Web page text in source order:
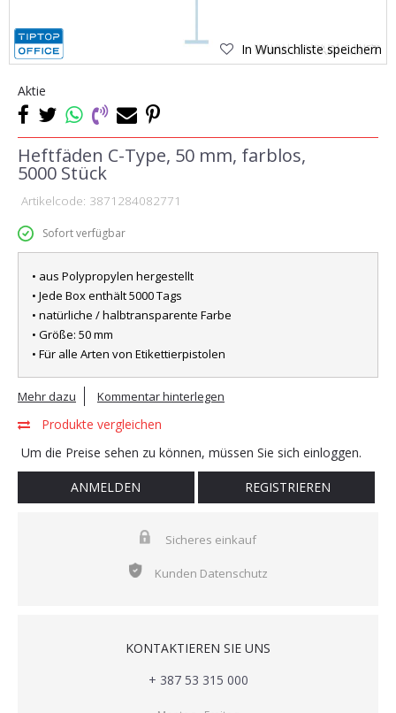
In Wunschliste speichern
Aktie
Heftfäden C-Type, 50 mm, farblos,
5000 Stück
Artikelcode: 3871284082771
Sofort verfügbar
• aus Polypropylen hergestellt
• Jede Box enthält 5000 Tags
• natürliche / halbtransparente Farbe
• Größe: 50 mm
• Für alle Arten von Etikettierpistolen
Mehr dazu Kommentar hinterlegen
Produkte vergleichen
Um die Preise sehen zu können, müssen Sie sich einloggen.
ANMELDEN REGISTRIEREN
Sicheres einkauf
Kunden Datenschutz
KONTAKTIEREN SIE UNS
+ 387 53 315 000